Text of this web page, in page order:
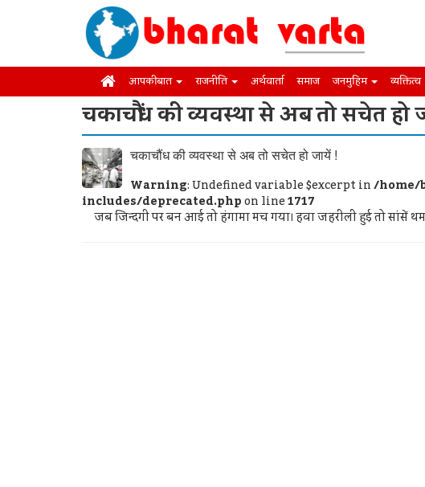
आपकी बात राजनीति अर्थवार्ता समाज जनमुहिम व्यक्तित्व
चकाचौंध की व्यवस्था से अब तो सचेत हो
चकाचौंध की व्यवस्था से अब तो सचेत हो जायें !
Warning: Undefined variable $excerpt in/home/
includes/deprecated.phpon line1717
जब जिन्दगी पर बन आई तो हंगामा मच गया। हवा जहरीली हुई तो सांसें